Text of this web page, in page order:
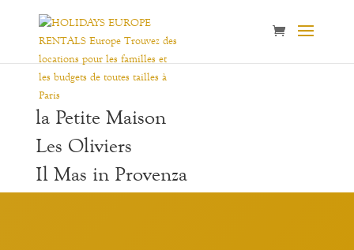
la Petite Maison
Les Oliviers
Il Mas in Provenza